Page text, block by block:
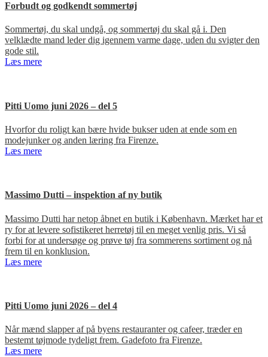
Forbudt og godkendt sommertøj
Sommertøj, du skal undgå, og sommertøj du skal gå i. Den
velklædte mand leder dig igennem varme dage, uden du svigter den
gode stil.
Læs mere
Pitti Uomo juni 2026 – del 5
Hvorfor du roligt kan bære hvide bukser uden at ende som en
modejunker og anden læring fra Firenze.
Læs mere
Massimo Dutti – inspektion af ny butik
Massimo Dutti har netop åbnet en butik i København. Mærket har et
ry for at levere sofistikeret herretøj til en meget venlig pris. Vi så
forbi for at undersøge og prøve tøj fra sommerens sortiment og nå
frem til en konklusion.
Læs mere
Pitti Uomo juni 2026 – del 4
Når mænd slapper af på byens restauranter og cafeer, træder en
bestemt tøjmode tydeligt frem. Gadefoto fra Firenze.
Læs mere